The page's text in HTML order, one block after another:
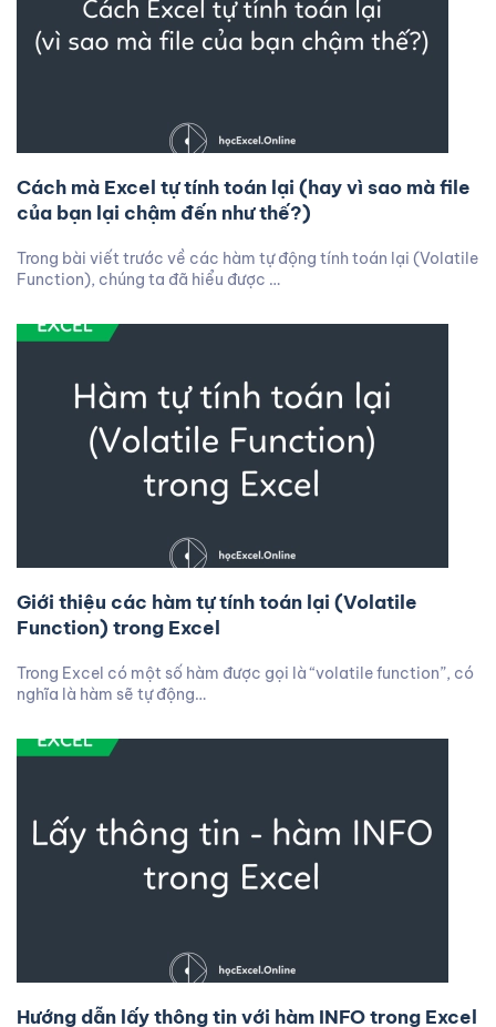
Cách mà Excel tự tính toán lại (hay vì sao mà file
của bạn lại chậm đến như thế?)
Trong bài viết trước về các hàm tự động tính toán lại (Volatile
Function), chúng ta đã hiểu được …
Giới thiệu các hàm tự tính toán lại (Volatile
Function) trong Excel
Trong Excel có một số hàm được gọi là “volatile function”, có
nghĩa là hàm sẽ tự động…
Hướng dẫn lấy thông tin với hàm INFO trong Excel